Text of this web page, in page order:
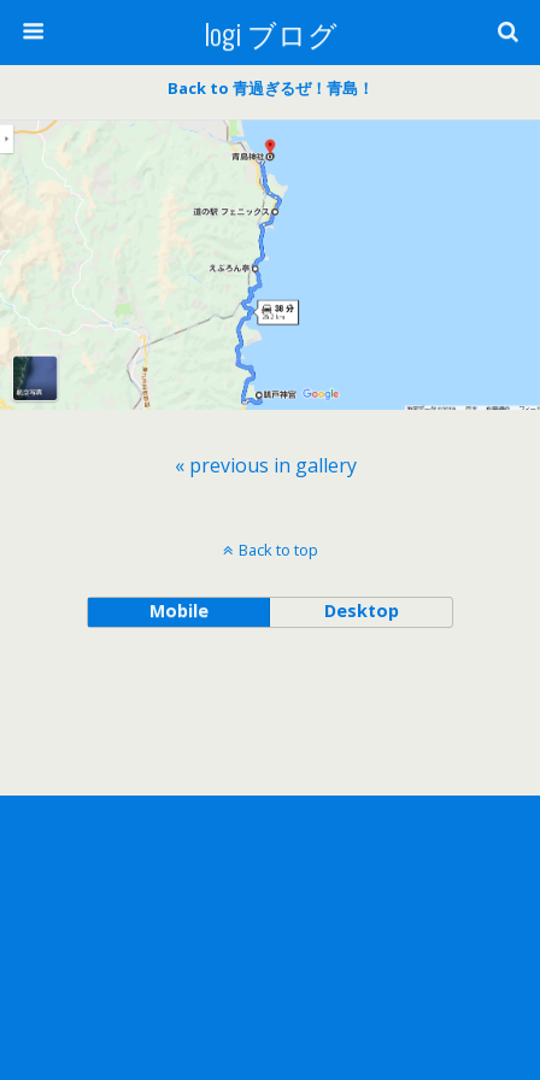
logi ブログ
Back to 青過ぎるぜ！青島！
« previous in gallery
Back to top
Mobile Desktop